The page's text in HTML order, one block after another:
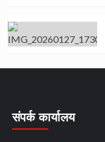
संपर्क कार्यालय